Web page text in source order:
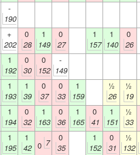
-
190
+
202
0
28
1
149
0
27
1
157
1
140
0
26
1
192
0
30
0
152
-
149
1
193
1
39
0
37
0
33
1
159
½
26
½
19
1
194
0
32
1
163
0
36
1
165
0
41
1
151
½
33
1
195
1
42 0 7
0
35
1
152
0
31
½
132